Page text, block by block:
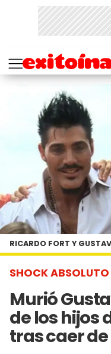
SHOCK ABSOLUTO
Murió
de los hijos
tras caer de
RICARDO FORT Y